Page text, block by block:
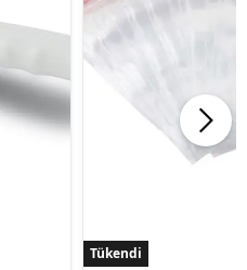
Tükendi